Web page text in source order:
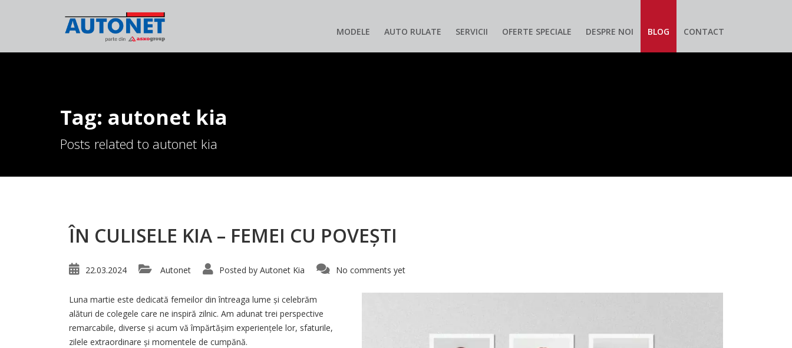
MODELE AUTO RULATE SERVICII OFERTE SPECIALE DESPRE NOI BLOG CONTACT
Tag: autonet kia
Posts related to autonet kia
ÎN CULISELE KIA – FEMEI CU POVEȘTI
22.03.2024 Autonet Posted by Autonet Kia No comments yet
Luna martie este dedicată femeilor din întreaga lume și celebrăm
alături de colegele care ne inspiră zilnic. Am adunat trei perspective
remarcabile, diverse și acum vă împărtășim experiențele lor, sfaturile,
zilele extraordinare și momentele de cumpănă.